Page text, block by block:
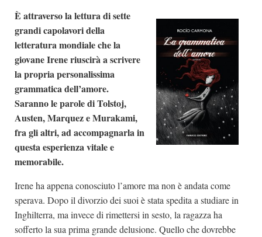
È attraverso la lettura di sette
grandi capolavori della
letteratura mondiale che la
giovane Irene riuscirà a scrivere
la propria personalissima
grammatica dell’amore.
Saranno le parole di Tolstoj,
Austen, Marquez e Murakami,
fra gli altri, ad accompagnarla in
questa esperienza vitale e
memorabile.
Irene ha appena conosciuto l’amore ma non è andata come
sperava. Dopo il divorzio dei suoi è stata spedita a studiare in
Inghilterra, ma invece di rimettersi in sesto, la ragazza ha
sofferto la sua prima grande delusione. Quello che dovrebbe